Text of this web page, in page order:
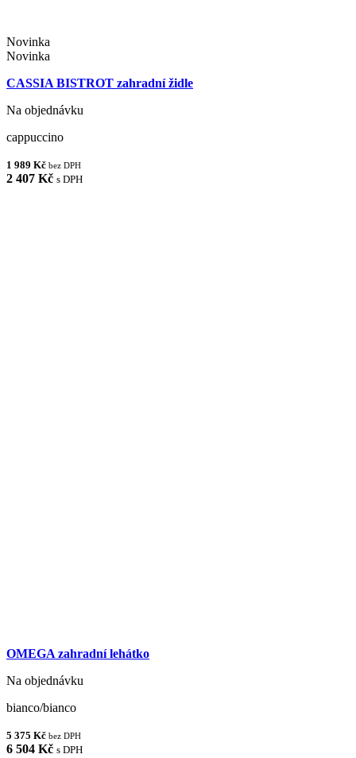
Novinka
Novinka
CASSIA BISTROT zahradní židle
Na objednávku
cappuccino
1 989 Kč bez DPH
2 407 Kč s DPH
OMEGA zahradní lehátko
Na objednávku
bianco/bianco
5 375 Kč bez DPH
6 504 Kč s DPH